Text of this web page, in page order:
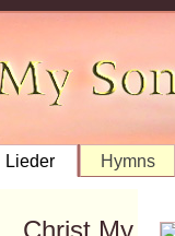
Lieder Hymns
Christ My